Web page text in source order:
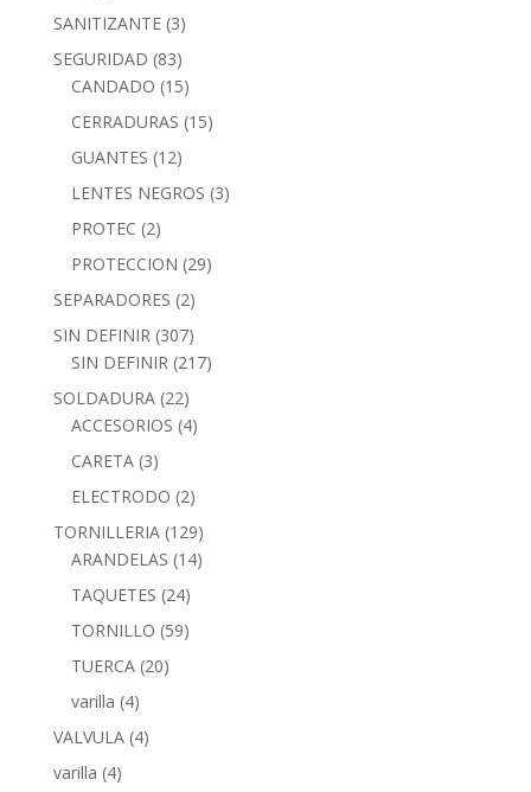
SANITIZANTE (3)
SEGURIDAD (83)
CANDADO (15)
CERRADURAS (15)
GUANTES (12)
LENTES NEGROS (3)
PROTEC (2)
PROTECCION (29)
SEPARADORES (2)
SIN DEFINIR (307)
SIN DEFINIR (217)
SOLDADURA (22)
ACCESORIOS (4)
CARETA (3)
ELECTRODO (2)
TORNILLERIA (129)
ARANDELAS (14)
TAQUETES (24)
TORNILLO (59)
TUERCA (20)
varilla (4)
VALVULA (4)
varilla (4)